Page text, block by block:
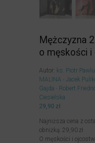
Mężczyzna
o męskości
Autor: ks. Piotr
MALINA
Jacek
Gajda
Robert
Ciesielska
29,90 zł
Najniższa cena z
obniżką: 29,90 zł
O męskości i